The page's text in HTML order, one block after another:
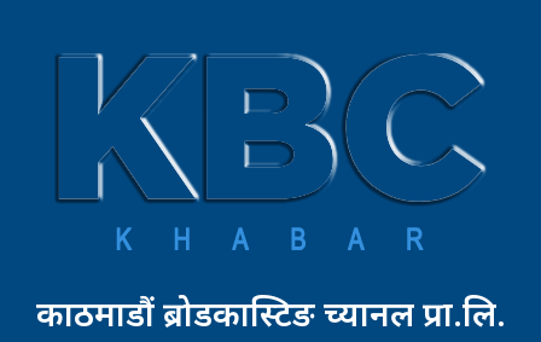
काठमाडौं ब्रोडकास्टिङ च्यानल प्रा.लि.